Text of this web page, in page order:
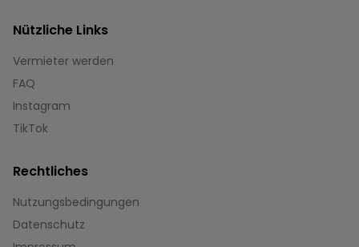
Nützliche Links
Vermieter werden
FAQ
Instagram
TikTok
Rechtliches
Nutzungsbedingungen
Datenschutz